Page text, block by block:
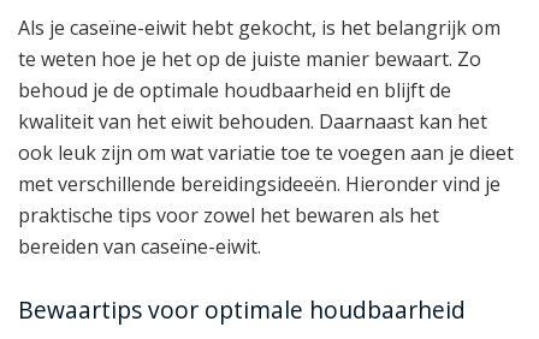
Als je caseïne-eiwit hebt gekocht, is het belangrijk om
te weten hoe je het op de juiste manier bewaart. Zo
behoud je de optimale houdbaarheid en blijft de
kwaliteit van het eiwit behouden. Daarnaast kan het
ook leuk zijn om wat variatie toe te voegen aan je dieet
met verschillende bereidingsideeën. Hieronder vind je
praktische tips voor zowel het bewaren als het
bereiden van caseïne-eiwit.
Bewaartips voor optimale houdbaarheid